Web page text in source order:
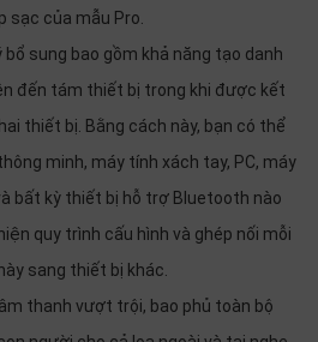
sạc của mẫu Pro.
sung bao gồm khả năng tạo danh
đến tám thiết bị trong khi được kết
thiết bị. Bằng cách này, bạn có thể
minh, máy tính xách tay, PC, máy
bất kỳ thiết bị hỗ trợ Bluetooth nào
quy trình cấu hình và ghép nối mỗi
sang thiết bị khác.
thanh vượt trội, bao phủ toàn bộ